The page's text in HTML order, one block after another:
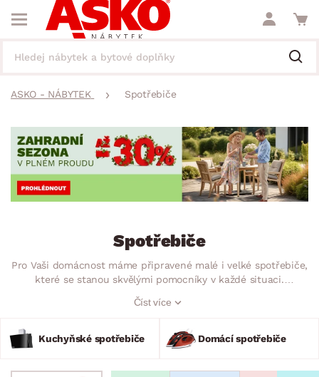
ASKO - NÁBYTEK Spotřebiče
Spotřebiče
Pro Vaši domácnost máme připravené malé i velké spotřebiče,
které se stanou skvělými pomocníky v každé situaci.
rychlovarné konvice, trouby, chladničky a mnohem více, si
zahrnuje různé společníky pro úklid a osobní péči.
Číst více
Kuchyňské spotřebiče Domácí spotřebiče